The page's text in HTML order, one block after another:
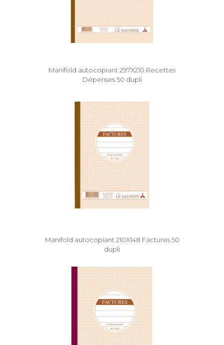
Manifold autocopiant 297X210 Recettes
Dépenses 50 dupli
Manifold autocopiant 210X148 Factures 50
dupli